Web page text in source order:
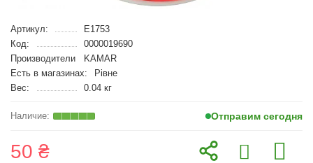
Артикул:
E1753
Код:
0000019690
Производители
KAMAR
Есть в магазинах:
Рівне
Вес:
0.04 кг
Отправим сегодня
50 ₴